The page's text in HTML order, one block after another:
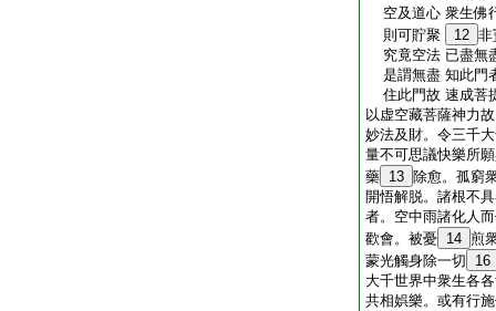
空及道心 衆生佛
則可貯聚
12 非
究竟空法 已盡無
是謂無盡 知此門
住此門故 速成菩
以虚空藏菩薩神力
妙法及財。令三千
量不可思議快樂所
藥 13 除愈。孤窮
開悟解脱。諸根不
者。空中雨諸化人
歡會。被憂 14 煎
蒙光觸身除一切
16
大千世界中衆生各
共相娯樂。或有行